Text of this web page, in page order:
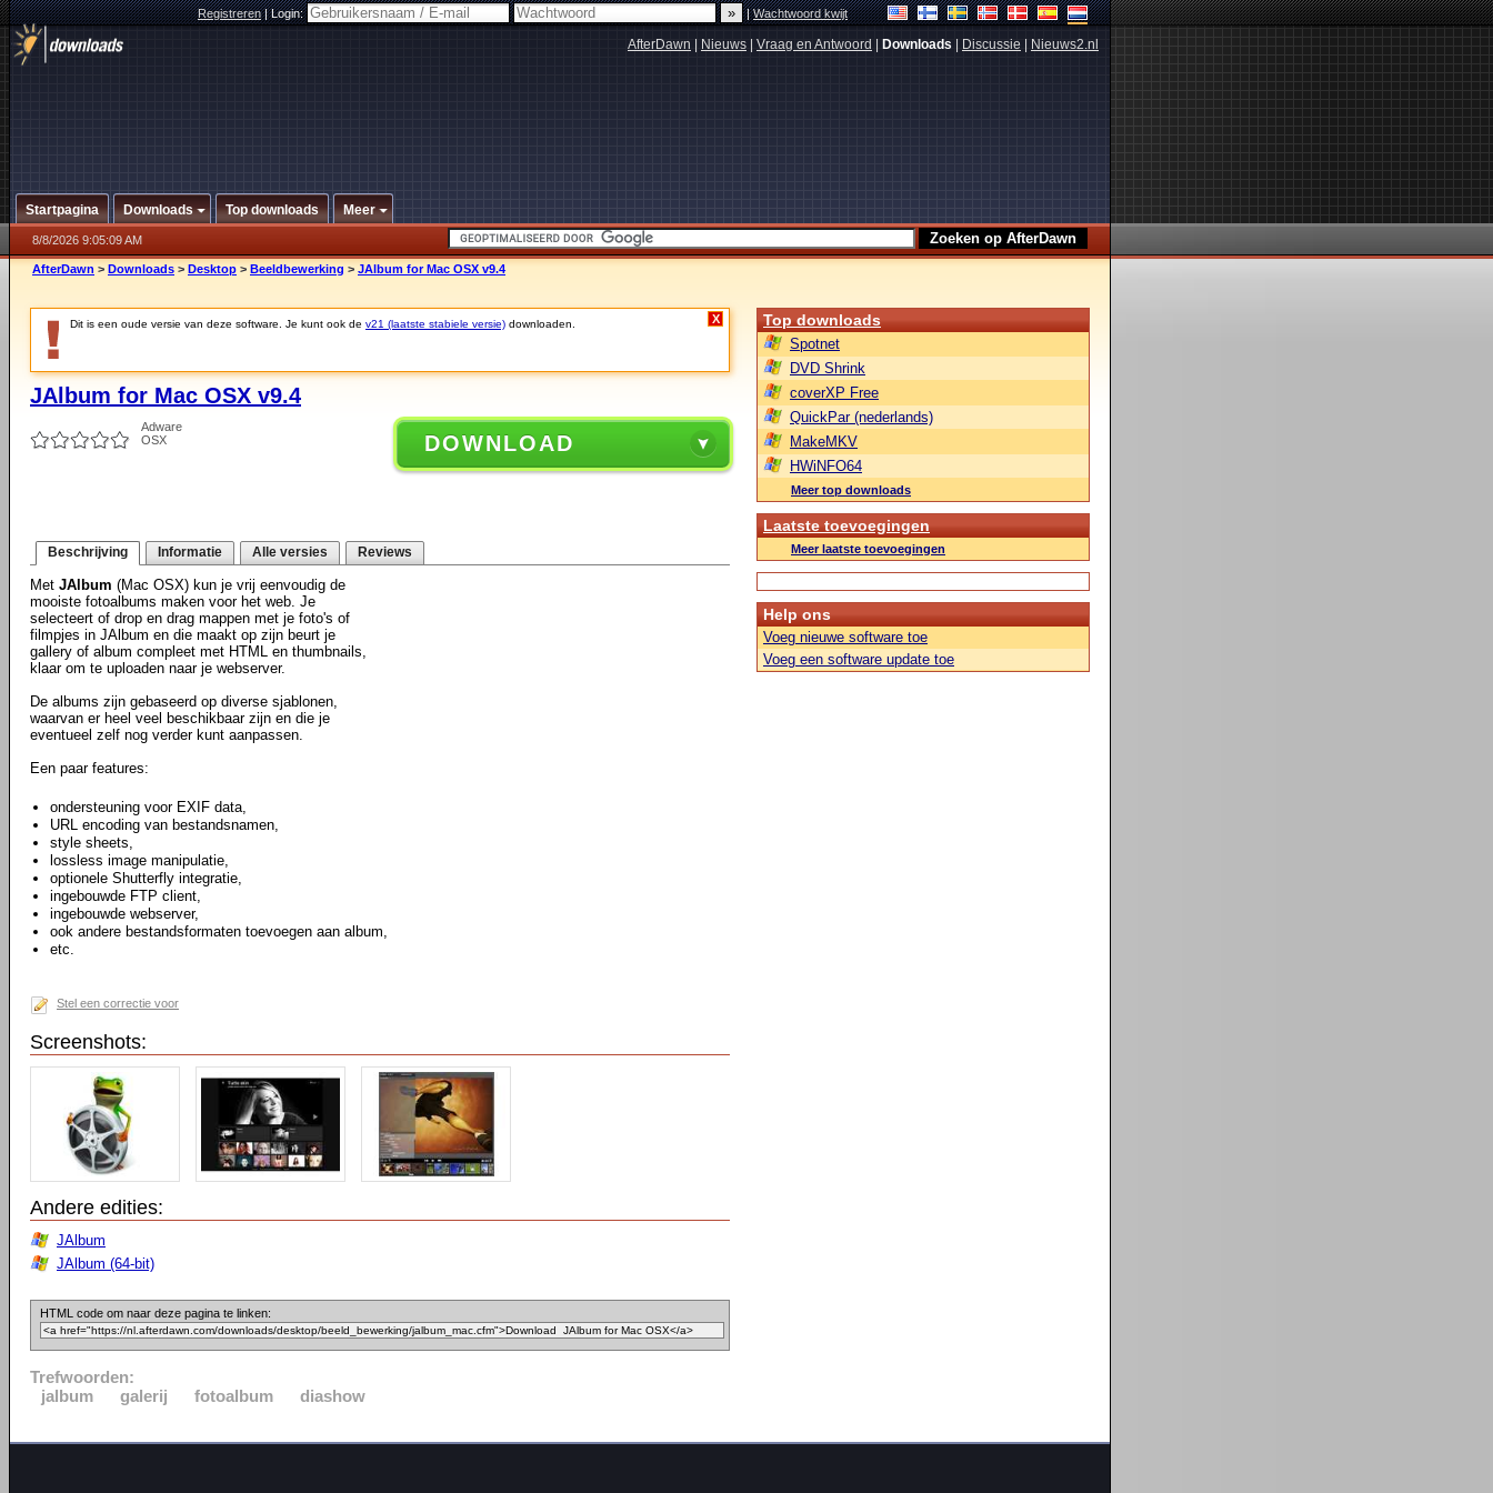
Registreren|Login: |Wachtwoord kwijt
AfterDawn Nieuws Vraag en Antwoord Downloads Discussie Nieuws2.nl
Startpagina Downloads Top downloads Meer
8/8/2026 9:05:09 AM
AfterDawn > Downloads > Desktop > Beeldbewerking > JAlbum for Mac OSX v9.4
Dit is een oude versie van deze software. Je kunt ook de v21 (laatste stabiele versie) downloaden. X
JAlbum for Mac OSX v9.4
Adware
OSX
DOWNLOAD
Beschrijving Informatie Alle versies Reviews
Met JAlbum (Mac OSX) kun je vrij eenvoudig de
mooiste fotoalbums maken voor het web. Je
selecteert of drop en drag mappen met je foto's of
filmpjes in JAlbum en die maakt op zijn beurt je
gallery of album compleet met HTML en thumbnails,
klaar om te uploaden naar je webserver.
De albums zijn gebaseerd op diverse sjablonen,
waarvan er heel veel beschikbaar zijn en die je
eventueel zelf nog verder kunt aanpassen.
Een paar features:
ondersteuning voor EXIF data,
URL encoding van bestandsnamen,
style sheets,
lossless image manipulatie,
optionele Shutterfly integratie,
ingebouwde FTP client,
ingebouwde webserver,
ook andere bestandsformaten toevoegen aan album,
etc.
Stel een correctie voor
Screenshots:
Andere edities:
JAlbum
JAlbum (64-bit)
HTML code om naar deze pagina te linken:
Trefwoorden:
jalbum
galerij fotoalbum diashow
Top downloads
Spotnet
DVD Shrink
coverXP Free
QuickPar (nederlands)
MakeMKV
HWiNFO64
Meer top downloads
Laatste toevoegingen
Meer laatste toevoegingen
Help ons
Voeg nieuwe software toe
Voeg een software update toe